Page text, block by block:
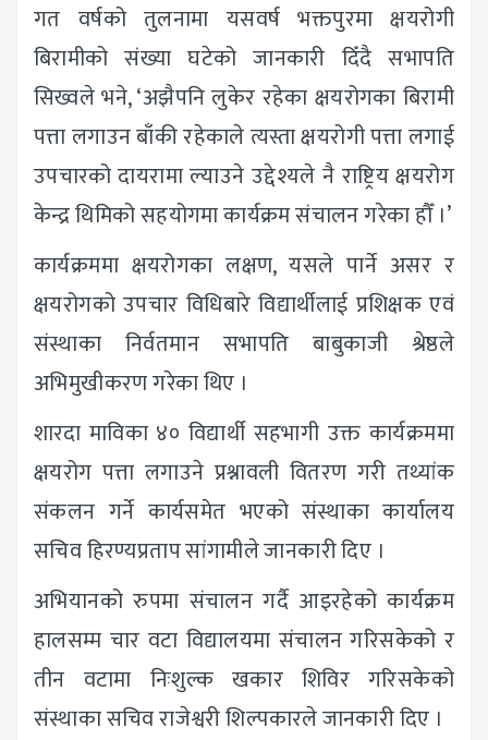
गत वर्षको तुलनामा यसवर्ष भक्तपुरमा क्षयरोगी
बिरामीको संख्या घटेको जानकारी दिँदै सभापति
सिख्वले भने, ‘अझैपनि लुकेर रहेका क्षयरोगका बिरामी
पत्ता लगाउन बाँकी रहेकाले त्यस्ता क्षयरोगी पत्ता लगाई
उपचारको दायरामा ल्याउने उद्देश्यले नै राष्ट्रिय क्षयरोग
केन्द्र थिमिको सहयोगमा कार्यक्रम संचालन गरेका हौँ ।’
कार्यक्रममा क्षयरोगका लक्षण, यसले पार्ने असर र
क्षयरोगको उपचार विधिबारे विद्यार्थीलाई प्रशिक्षक एवं
संस्थाका निर्वतमान सभापति बाबुकाजी श्रेष्ठले
अभिमुखीकरण गरेका थिए ।
शारदा माविका ४० विद्यार्थी सहभागी उक्त कार्यक्रममा
क्षयरोग पत्ता लगाउने प्रश्नावली वितरण गरी तथ्यांक
संकलन गर्ने कार्यसमेत भएको संस्थाका कार्यालय
सचिव हिरण्यप्रताप सांगामीले जानकारी दिए ।
अभियानको रुपमा संचालन गर्दै आइरहेको कार्यक्रम
हालसम्म चार वटा विद्यालयमा संचालन गरिसकेको र
तीन वटामा निःशुल्क खकार शिविर गरिसकेको
संस्थाका सचिव राजेश्वरी शिल्पकारले जानकारी दिए ।